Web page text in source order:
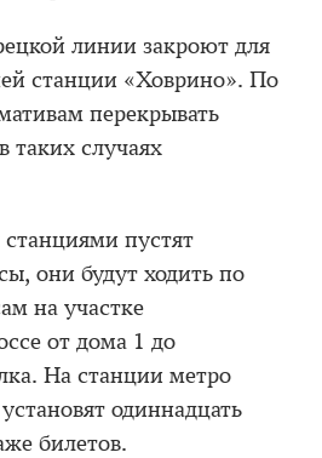
линии закроют для
станции «Ховрино». По
перекрывать
таких случаях
пустят
они будут ходить по
на участке
от дома 1 до
На станции метро
одиннадцать
билетов.